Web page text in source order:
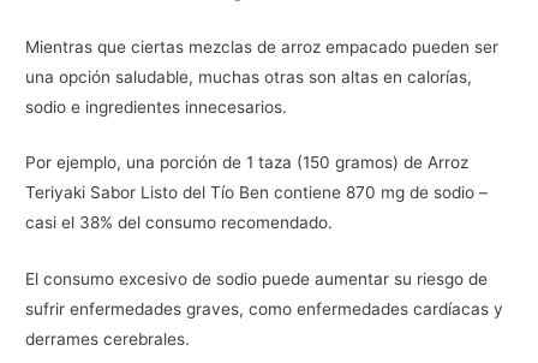
Mientras que ciertas mezclas de arroz empacado pueden ser
una opción saludable, muchas otras son altas en calorías,
sodio e ingredientes innecesarios.
Por ejemplo, una porción de 1 taza (150 gramos) de Arroz
Teriyaki Sabor Listo del Tío Ben contiene 870 mg de sodio –
casi el 38% del consumo recomendado.
El consumo excesivo de sodio puede aumentar su riesgo de
sufrir enfermedades graves, como enfermedades cardíacas y
derrames cerebrales.